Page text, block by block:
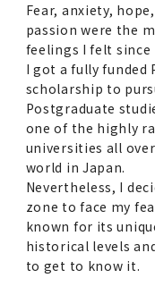
Fear, anxiety,
passion were the
feelings I felt since
I got a fully funded
scholarship to
Postgraduate
one of the highly
universities all
world in Japan.
Nevertheless, I
zone to face my
known for its
historical levels
to get to know it.